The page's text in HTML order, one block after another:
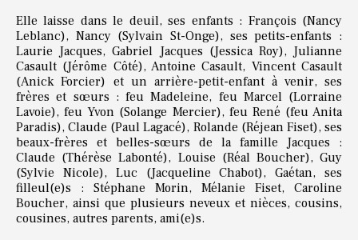
Elle laisse dans le deuil, ses enfants : François (Nancy
Leblanc), Nancy (Sylvain St-Onge), ses petits-enfants :
Laurie Jacques, Gabriel Jacques (Jessica Roy), Julianne
Casault (Jérôme Côté), Antoine Casault, Vincent Casault
(Anick Forcier) et un arrière-petit-enfant à venir, ses
frères et sœurs : feu Madeleine, feu Marcel (Lorraine
Lavoie), feu Yvon (Solange Mercier), feu René (feu Anita
Paradis), Claude (Paul Lagacé), Rolande (Réjean Fiset), ses
beaux-frères et belles-sœurs de la famille Jacques :
Claude (Thérèse Labonté), Louise (Réal Boucher), Guy
(Sylvie Nicole), Luc (Jacqueline Chabot), Gaétan, ses
filleul(e)s : Stéphane Morin, Mélanie Fiset, Caroline
Boucher, ainsi que plusieurs neveux et nièces, cousins,
cousines, autres parents, ami(e)s.